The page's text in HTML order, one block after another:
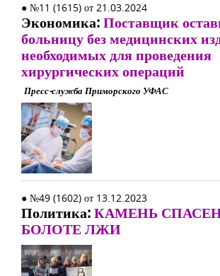
● №11 (1615) от 21.03.2024
Экономика:Поставщик
больницу без медицинских
необходимых для проведения
хирургических операций
Пресс-служба Приморского УФАС
● №49 (1602) от 13.12.2023
Политика:КАМЕНЬ
БОЛОТЕ ЛЖИ